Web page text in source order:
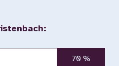
70 %